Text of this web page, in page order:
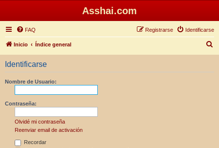
Asshai.com
FAQ Identificarse
Registrarse
Inicio Índice general
u
Identificarse
Nombre de Usuario:
Contraseña:
Olvidé mi contraseña
Reenviar email de activación
Recordar